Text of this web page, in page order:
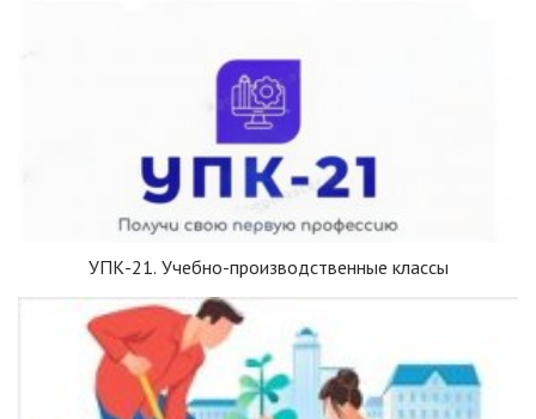
УПК-21. Учебно-производственные классы